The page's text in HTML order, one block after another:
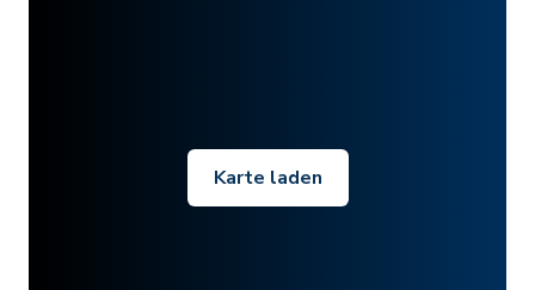
Karte laden